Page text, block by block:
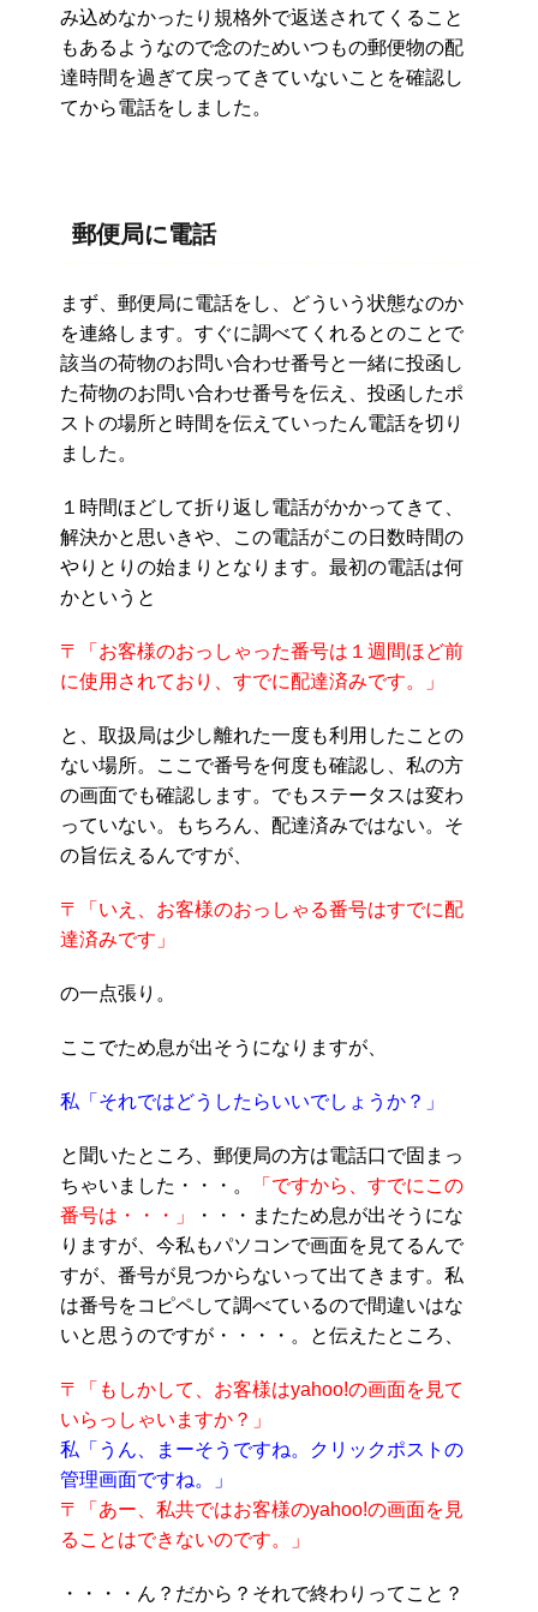
み込めなかったり規格外で返送されてくること
もあるようなので念のためいつもの郵便物の配
達時間を過ぎて戻ってきていないことを確認し
てから電話をしました。
郵便局に電話
まず、郵便局に電話をし、どういう状態なのか
を連絡します。すぐに調べてくれるとのことで
該当の荷物のお問い合わせ番号と一緒に投函し
た荷物のお問い合わせ番号を伝え、投函したポ
ストの場所と時間を伝えていったん電話を切り
ました。
１時間ほどして折り返し電話がかかってきて、
解決かと思いきや、この電話がこの日数時間の
やりとりの始まりとなります。最初の電話は何
かというと
〒「お客様のおっしゃった番号は１週間ほど前
に使用されており、すでに配達済みです。」
と、取扱局は少し離れた一度も利用したことの
ない場所。ここで番号を何度も確認し、私の方
の画面でも確認します。でもステータスは変わ
っていない。もちろん、配達済みではない。そ
の旨伝えるんですが、
〒「いえ、お客様のおっしゃる番号はすでに配
達済みです」
の一点張り。
ここでため息が出そうになりますが、
私「それではどうしたらいいでしょうか？」
と聞いたところ、郵便局の方は電話口で固まっ
ちゃいました・・・。
「ですから、すでにこの
番号は・・・」
・・・またため息が出そうにな
りますが、今私もパソコンで画面を見てるんで
すが、番号が見つからないって出てきます。私
は番号をコピペして調べているので間違いはな
いと思うのですが・・・・。と伝えたところ、
〒「もしかして、お客様はyahoo!の画面を見て
いらっしゃいますか？」
私「うん、まーそうですね。クリックポストの
管理画面ですね。」
〒「あー、私共ではお客様のyahoo!の画面を見
ることはできないのです。」
・・・・ん？だから？それで終わりってこと？